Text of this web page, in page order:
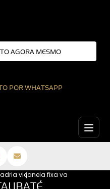
AGORA MESMO
POR WHATSAPP
vidro fixo
janela fixa valor taubate